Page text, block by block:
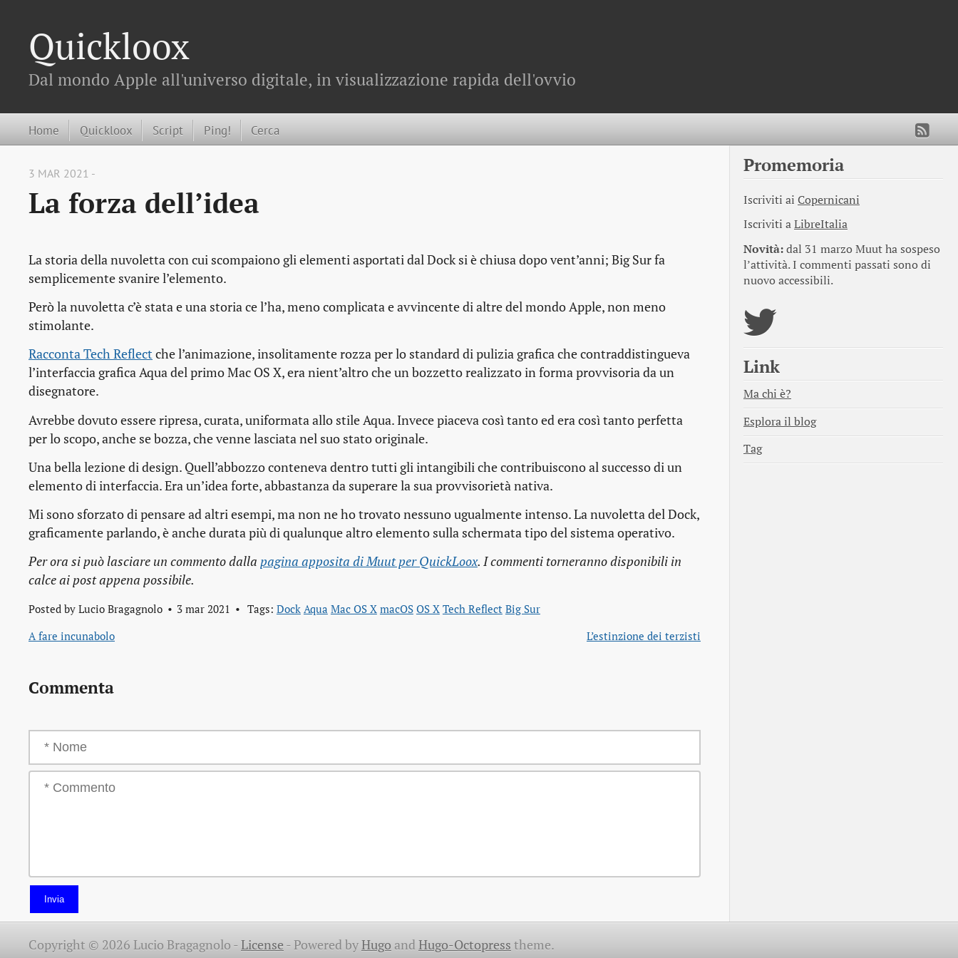
Quickloox
Dal mondo Apple all'universo digitale, in visualizzazione rapida dell'ovvio
Home Quickloox Script Ping! Cerca
3 MAR 2021 -
La forza dell’idea
La storia della nuvoletta con cui scompaiono gli elementi asportati dal Dock si è chiusa dopo vent’anni; Big Sur fa
semplicemente svanire l’elemento.
Però la nuvoletta c’è stata e una storia ce l’ha, meno complicata e avvincente di altre del mondo Apple, non meno
stimolante.
Racconta Tech Reflectche l’animazione, insolitamente rozza per lo standard di pulizia grafica che contraddistingueva
l’interfaccia grafica Aqua del primo Mac OS X, era nient’altro che un bozzetto realizzato in forma provvisoria da un
disegnatore.
Avrebbe dovuto essere ripresa, curata, uniformata allo stile Aqua. Invece piaceva così tanto ed era così tanto perfetta
per lo scopo, anche se bozza, che venne lasciata nel suo stato originale.
Una bella lezione di design. Quell’abbozzo conteneva dentro tutti gli intangibili che contribuiscono al successo di un
elemento di interfaccia. Era un’idea forte, abbastanza da superare la sua provvisorietà nativa.
Mi sono sforzato di pensare ad altri esempi, ma non ne ho trovato nessuno ugualmente intenso. La nuvoletta del Dock,
graficamente parlando, è anche durata più di qualunque altro elemento sulla schermata tipo del sistema operativo.
Per ora si può lasciare un commento dalla pagina apposita di Muut per QuickLoox. I commenti torneranno disponibili in
calce ai post appena possibile.
Posted by Lucio Bragagnolo 3 mar 2021 Tags: Dock Aqua Mac OS X macOS OS X Tech Reflect Big Sur
A fare incunabolo
L’estinzione dei terzisti
Commenta
Invia
Promemoria
Iscriviti ai Copernicani
Iscriviti aLibreItalia
Novità:dal 31 marzo Muut ha sospeso
l’attività. I commenti passati sono di
nuovo accessibili.
Link
Ma chi è?
Esplora il blog
Tag
Copyright © 2026 Lucio Bragagnolo -License -Powered byHugoandHugo-Octopress theme.